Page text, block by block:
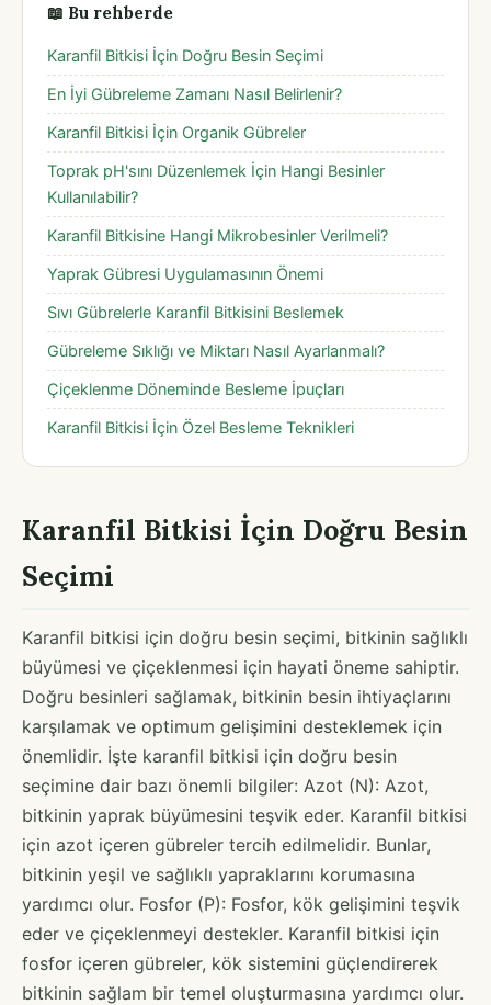
📖 Bu rehberde
Karanfil Bitkisi İçin Doğru Besin Seçimi
En İyi Gübreleme Zamanı Nasıl Belirlenir?
Karanfil Bitkisi İçin Organik Gübreler
Toprak pH'sını Düzenlemek İçin Hangi Besinler
Kullanılabilir?
Karanfil Bitkisine Hangi Mikrobesinler Verilmeli?
Yaprak Gübresi Uygulamasının Önemi
Sıvı Gübrelerle Karanfil Bitkisini Beslemek
Gübreleme Sıklığı ve Miktarı Nasıl Ayarlanmalı?
Çiçeklenme Döneminde Besleme İpuçları
Karanfil Bitkisi İçin Özel Besleme Teknikleri
Karanfil Bitkisi İçin Doğru Besin
Seçimi
Karanfil bitkisi için doğru besin seçimi, bitkinin sağlıklı
büyümesi ve çiçeklenmesi için hayati öneme sahiptir.
Doğru besinleri sağlamak, bitkinin besin ihtiyaçlarını
karşılamak ve optimum gelişimini desteklemek için
önemlidir. İşte karanfil bitkisi için doğru besin
seçimine dair bazı önemli bilgiler: Azot (N): Azot,
bitkinin yaprak büyümesini teşvik eder. Karanfil bitkisi
için azot içeren gübreler tercih edilmelidir. Bunlar,
bitkinin yeşil ve sağlıklı yapraklarını korumasına
yardımcı olur. Fosfor (P): Fosfor, kök gelişimini teşvik
eder ve çiçeklenmeyi destekler. Karanfil bitkisi için
fosfor içeren gübreler, kök sistemini güçlendirerek
bitkinin sağlam bir temel oluşturmasına yardımcı olur.